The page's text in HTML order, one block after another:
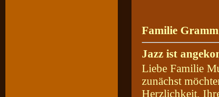
Familie
Jazz ist
Liebe Familie
zunächst
Herzlichkeit,